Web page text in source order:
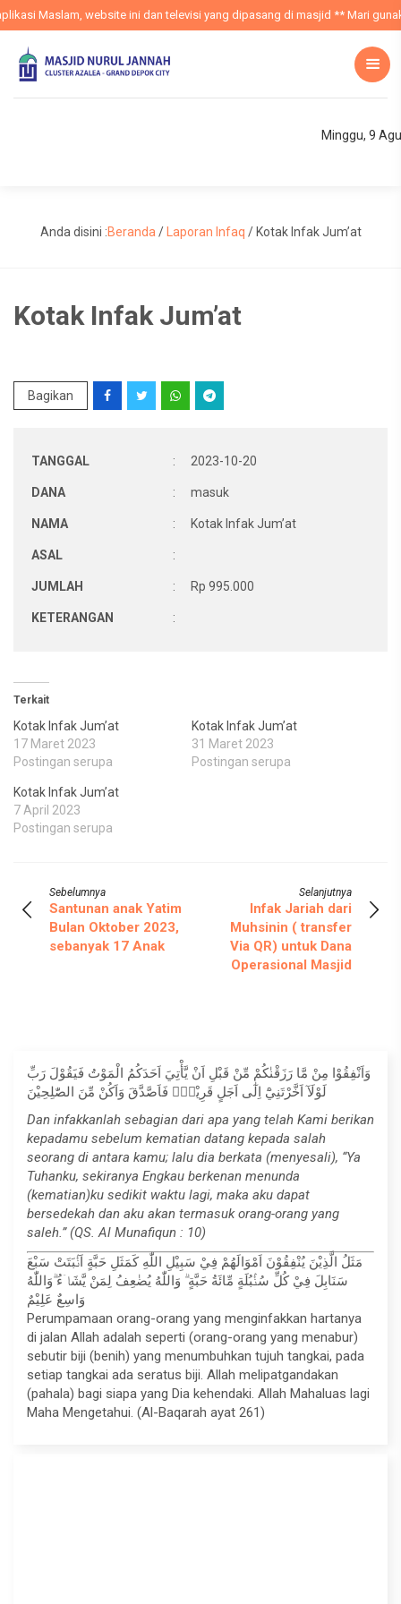
Maslam, website ini dan televisi yang dipasang di masjid ** Mari
Minggu, 9
Anda disini :Beranda / Laporan Infaq / Kotak Infak Jum’at
Kotak Infak Jum’at
Bagikan
TANGGAL : 2023-10-20
DANA : masuk
NAMA : Kotak Infak Jum’at
ASAL :
JUMLAH : Rp 995.000
KETERANGAN :
Terkait
Kotak Infak Jum’at
17 Maret 2023
Postingan serupa
Kotak Infak Jum’at
31 Maret 2023
Postingan serupa
Kotak Infak Jum’at
7 April 2023
Postingan serupa
Sebelumnya
Santunan anak Yatim
Bulan Oktober 2023,
sebanyak 17 Anak
Selanjutnya
Infak Jariah dari
Muhsinin ( transfer
Via QR) untuk Dana
Operasional Masjid
وَاَنْفِقُوْا مِنْ مَّا رَزَقْنٰكُمْ مِّنْ قَبْلِ اَنْ يَّأْتِيَ اَحَدَكُمُ الْمَوْتُ فَيَقُوْلَ رَبِّ
لَوْلَآ اَخَّرْتَنِيْٓ اِلٰٓى اَجَلٍ قَرِيْبٍۚ فَاَصَّدَّقَ وَاَكُنْ مِّنَ الصّٰلِحِيْنَ
Dan infakkanlah sebagian dari apa yang telah Kami berikan
kepadamu sebelum kematian datang kepada salah
seorang di antara kamu; lalu dia berkata (menyesali), “Ya
Tuhanku, sekiranya Engkau berkenan menunda
(kematian)ku sedikit waktu lagi, maka aku dapat
bersedekah dan aku akan termasuk orang-orang yang
saleh.” (QS. Al Munafiqun : 10)
مَثَلُ الَّذِيْنَ يُنْفِقُوْنَ اَمْوَالَهُمْ فِيْ سَبِيْلِ اللّٰهِ كَمَثَلِ حَبَّةٍ اَنْۢبَتَتْ سَبْعَ
سَنَابِلَ فِيْ كُلِّ سُنْۢبُلَةٍ مِّائَةُ حَبَّةٍ ۗ وَاللّٰهُ يُضٰعِفُ لِمَنْ يَّشَاۤءُ ۗوَاللّٰهُ
وَاسِعٌ عَلِيْمٌ
Perumpamaan orang-orang yang menginfakkan hartanya
di jalan Allah adalah seperti (orang-orang yang menabur)
sebutir biji (benih) yang menumbuhkan tujuh tangkai, pada
setiap tangkai ada seratus biji. Allah melipatgandakan
(pahala) bagi siapa yang Dia kehendaki. Allah Mahaluas lagi
Maha Mengetahui. (Al-Baqarah ayat 261)